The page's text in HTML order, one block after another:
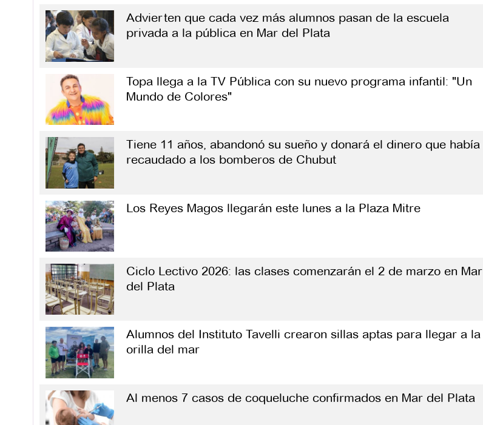
Advierten que cada vez más alumnos pasan de la escuela
privada a la pública en Mar del Plata
Topa llega a la TV Pública con su nuevo programa infantil: "Un
Mundo de Colores"
Tiene 11 años, abandonó su sueño y donará el dinero que había
recaudado a los bomberos de Chubut
Los Reyes Magos llegarán este lunes a la Plaza Mitre
Ciclo Lectivo 2026: las clases comenzarán el 2 de marzo en Mar
del Plata
Alumnos del Instituto Tavelli crearon sillas aptas para llegar a la
orilla del mar
Al menos 7 casos de coqueluche confirmados en Mar del Plata